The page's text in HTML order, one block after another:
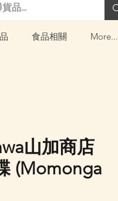
食品相關 More...
山加商店
(Momonga